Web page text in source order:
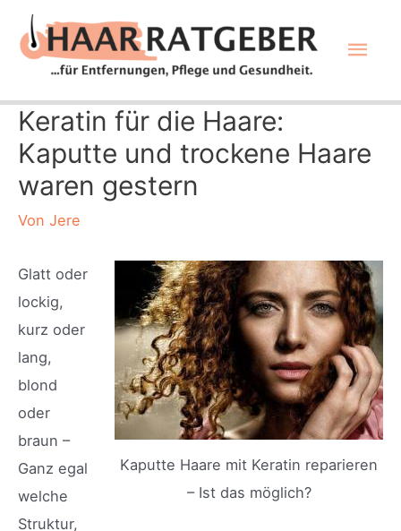
Inhalt
springen
Keratin für die Haare:
Kaputte und trockene Haare
waren gestern
Von Jere
Kaputte Haare mit Keratin reparieren
– Ist das möglich?
Glatt oder
lockig,
kurz oder
lang,
blond
oder
braun –
Ganz egal
welche
Struktur,